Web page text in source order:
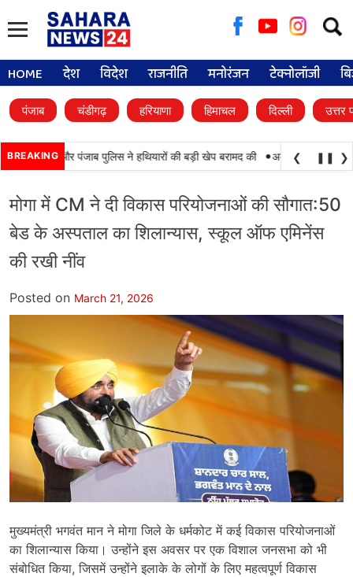
for:
HOME देश विदेश राजनीति मनोरंजन टेक्नोलॉजी
पंजाब चंडीगढ़ हरियाणा हिमाचल दिल्ली उत्तर
BREAKING
BSF और पंजाब पुलिस ने हथियारों की बड़ी खेप बरामद की • अमन अरोड़ा ने
❮ ❚❚ ❯
मोगा में CM ने दी विकास परियोजनाओं की सौगात:50
बेड के अस्पताल का शिलान्यास, स्कूल ऑफ एमिनेंस
की रखी नींव
Posted on March 21, 2026
मुख्यमंत्री भगवंत मान ने मोगा जिले के धर्मकोट में कई विकास परियोजनाओं
का शिलान्यास किया। उन्होंने इस अवसर पर एक विशाल जनसभा को भी
संबोधित किया, जिसमें उन्होंने इलाके के लोगों के लिए महत्वपूर्ण विकास